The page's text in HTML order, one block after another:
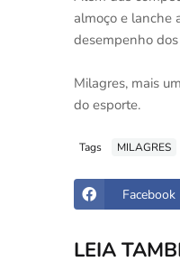
almoço e lanche
desempenho
Milagres, mais
do esporte.
Tags MILAGRES
Facebook
LEIA